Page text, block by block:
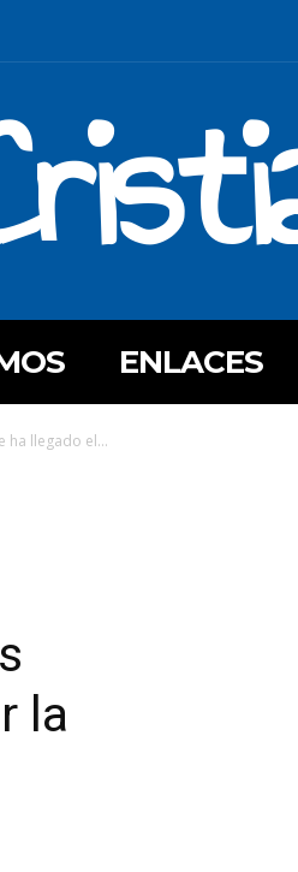
ENLACES
ha llegado el...
la